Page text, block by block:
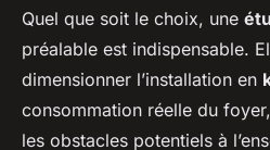
Quel que soit le choix, une
préalable est indispensable.
dimensionner l’installation en
consommation réelle du
les obstacles potentiels à